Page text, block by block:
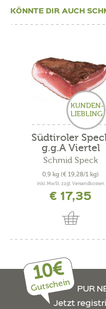
KÖNNTE DIR AUCH
KUNDEN-
LIEBLING
Südtiroler
g.g.A Viertel
Schmid Speck
0,9 kg (€ 19,28/1 kg)
inkl. MwSt. zzgl. Versandkosten
€ 17,35
10€
Gutschein
PUR
Jetzt